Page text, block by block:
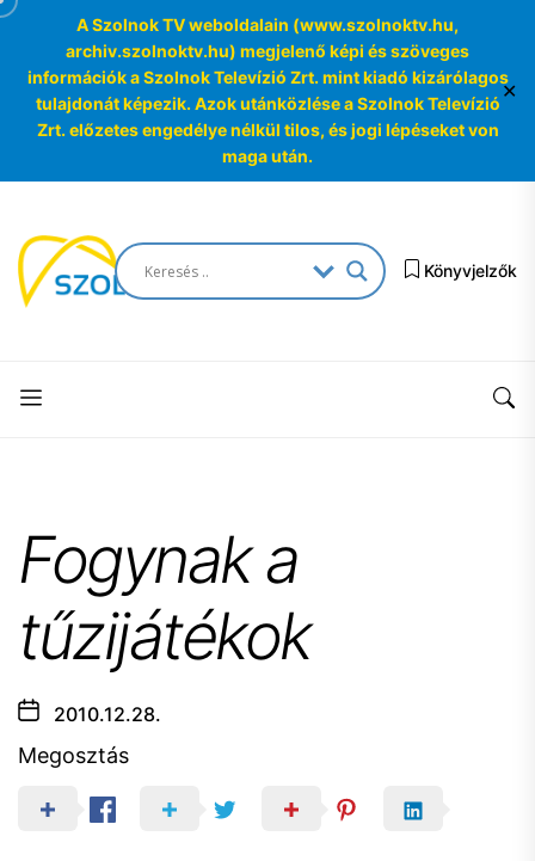
A Szolnok TV weboldalain (www.szolnoktv.hu,
archiv.szolnoktv.hu) megjelenő képi és szöveges
információk a Szolnok Televízió Zrt. mint kiadó kizárólagos
tulajdonát képezik. Azok utánközlése a Szolnok Televízió
Zrt. előzetes engedélye nélkül tilos, és jogi lépéseket von
maga után.
✕
the
content
SzolnokTV
Archívum
Archívum
Könyvjelzők
Fogynak a
tűzijátékok
2010.12.28.
Megosztás